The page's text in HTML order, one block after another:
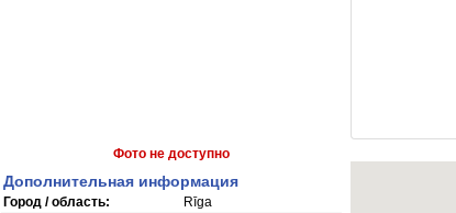
Фото не доступно
Дополнительная информация
Город / область:
Rīga